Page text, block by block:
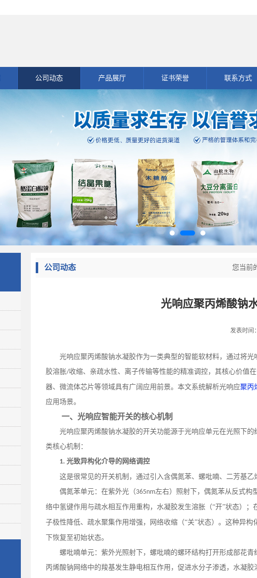
公司动态 产品展厅 证书荣誉 联系方式
公司动态 您当前
光响应聚丙烯酸钠
发表时间
光响应聚丙烯酸钠水凝胶作为一类典型的智能软材料，通过将
胶溶胀/收缩、亲疏水性、离子传输等性能的精准调控，其核心价值
器、微流体芯片等领域具有广阔应用前景。本文系统解析光响应聚丙
应用场景。
一、光响应智能开关的核心机制
光响应聚丙烯酸钠水凝胶的开关功能源于光响应单元在光照下
类核心机制：
1. 光致异构化介导的网络调控
这是很常见的开关机制，通过引入含偶氮苯、螺吡喃、二芳基
偶氮苯单元：在紫外光（365nm左右）照射下，偶氮苯从反式构
络中氢键作用与疏水相互作用重构，水凝胶发生溶胀（“开”状态）；
子极性降低、疏水聚集作用增强，网络收缩（“关”状态）。这种异
下恢复至初始状态。
螺吡喃单元：紫外光照射下，螺吡喃的螺环结构打开形成部花
丙烯酸钠网络中的羧基发生静电相互作用，促进水分子渗透，水凝